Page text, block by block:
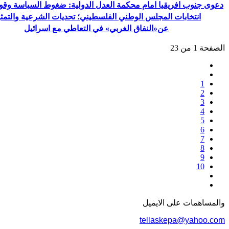
دعوى جنوب افريقيا امام محكمة العدل الدولية: ضغوط السياسة
انتخابات المجلس الوطني الفلسطيني؛ تحديات الشرعية
عن«النفاق الغربي» في التعاطي مع اسرائيل
الصفحة 1 من 23
1
2
3
4
5
6
7
8
9
10
والمساهمات علی الایمیل
tellaskepa@yahoo.com